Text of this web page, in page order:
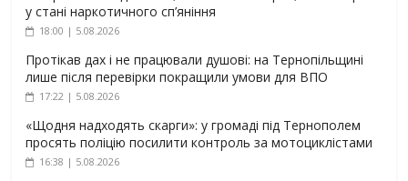
у стані наркотичного сп’яніння
18:00 | 5.08.2026
Протікав дах і не працювали душові: на Тернопільщині
лише після перевірки покращили умови для ВПО
17:22 | 5.08.2026
«Щодня надходять скарги»: у громаді під Тернополем
просять поліцію посилити контроль за мотоциклістами
16:38 | 5.08.2026